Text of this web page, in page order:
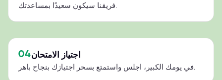
فريقنا سيكون سعيدًا بمساعدتك.
04اجتياز الامتحان
في يومك الكبير، اجلس واستمتع بسحر اجتيازك بنجاح باهر.